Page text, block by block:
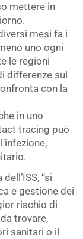
mettere in
mesi fa i
uno ogni
le regioni
differenze sul
con la
in uno
tracing può
“si
e gestione dei
rischio di
trovare,
sanitari o il